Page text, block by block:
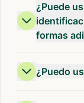
¿Puede
formas
¿Puedo